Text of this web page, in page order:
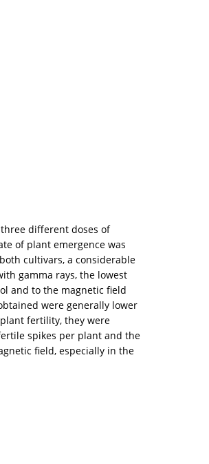
different doses of
of plant emergence was
cultivars, a considerable
gamma rays, the lowest
and to the magnetic field
were generally lower
fertility, they were
spikes per plant and the
field, especially in the